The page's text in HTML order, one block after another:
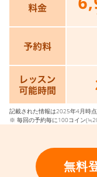
記載された情報は2025年4月時点
※ 毎回の予約毎に100コイン
無料